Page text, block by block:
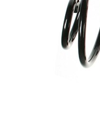
pružiny
Vnější
průměr
Klíčové
písmeno
Doplňkový
výrobek/
doplňkové